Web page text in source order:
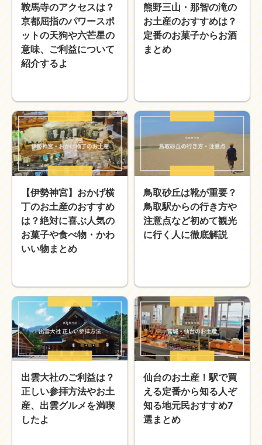
世界一周ブログ
アフリカ
アジア
ヨーロッパ
中東
北・中南米
Web・ガジェット
スマホ・タブレット
PC・インターネット
ポケモンGO
AND
鞍馬寺のアクセスは？
京都屈指のパワースポ
ットの天狗や六芒星の
意味、ご利益について
紹介するよ
熊野三山・那智の滝の
お土産のおすすめは？
定番のお菓子からお酒
まとめ
【伊勢神宮】おかげ横
丁のお土産のおすすめ
は？絶対に喜ぶ人気の
お菓子や食べ物・かわ
いい物まとめ
鳥取砂丘は靴が重要？
鳥取駅からの行き方や
注意点など初めて観光
に行く人に徹底解説
出雲大社のご利益は？
正しい参拝方法やお土
産、出雲グルメを満喫
したよ
仙台のお土産！駅で買
える定番から知る人ぞ
知る地元民おすすめ7
選まとめ